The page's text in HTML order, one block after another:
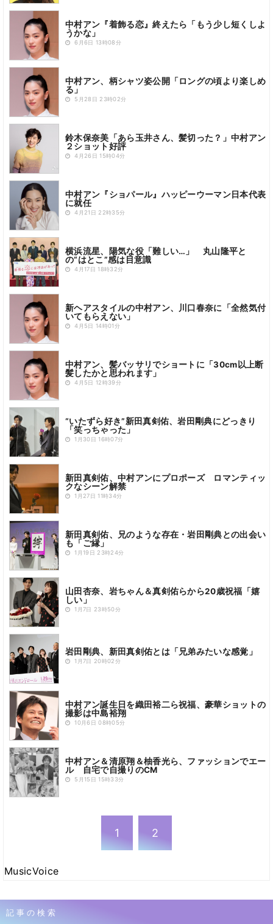
中村アン『着飾る恋』終えたら「もう少し短くしよ
うかな」
6月6日 13時08分
中村アン、柄シャツ姿公開「ロングの頃より楽しめ
る」
5月28日 23時02分
鈴木保奈美「あら玉井さん、髪切った？」中村アン
２ショット好評
4月26日 15時04分
中村アン『ショパール』ハッピーウーマン日本代表
に就任
4月21日 22時35分
横浜流星、陽気な役「難しい…」 丸山隆平と
の“はとこ”感は目意識
4月17日 18時32分
新ヘアスタイルの中村アン、川口春奈に「全然気付
いてもらえない」
4月5日 14時01分
中村アン、髪バッサリでショートに「30cm以上断
髪したかと思われます」
4月5日 12時39分
“いたずら好き”新田真剣佑、岩田剛典にどっきり
「笑っちゃった」
1月30日 16時07分
新田真剣佑、中村アンにプロポーズ ロマンティッ
クなシーン解禁
1月27日 11時34分
新田真剣佑、兄のような存在・岩田剛典との出会い
も「ご縁」
1月19日 23時24分
山田杏奈、岩ちゃん＆真剣佑らから20歳祝福「嬉
しい」
1月7日 23時50分
岩田剛典、新田真剣佑とは「兄弟みたいな感覚」
1月7日 20時02分
中村アン誕生日を織田裕二ら祝福、豪華ショットの
撮影は中島裕翔
10月6日 08時05分
中村アン＆清原翔＆柚香光ら、ファッションでエー
ル 自宅で自撮りのCM
5月15日 15時33分
1 2
MusicVoice
記事の検索